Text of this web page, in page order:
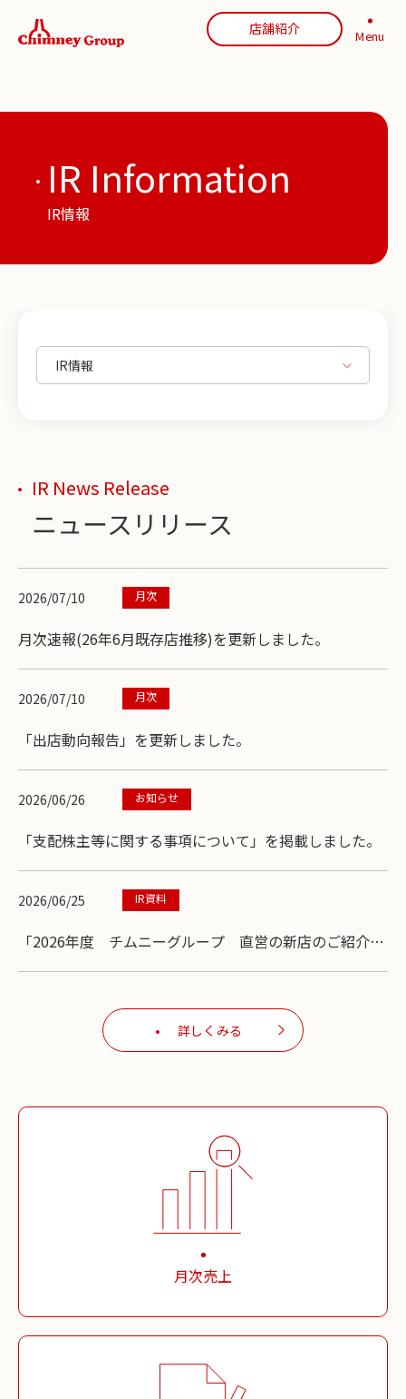
店舗紹介 Menu
IR Information
IR情報
IR News Release
ニュースリリース
2026/07/10 月次
月次速報(26年6月既存店推移)を更新しました。
2026/07/10 月次
「出店動向報告」を更新しました。
2026/06/26 お知らせ
「支配株主等に関する事項について」を掲載しました。
2026/06/25 IR資料
「2026年度 チムニーグループ 直営の新店のご紹介」
詳しくみる
月次売上